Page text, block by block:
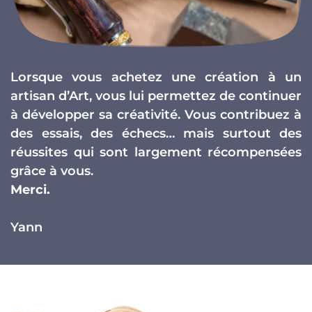
Lorsque vous achetez une création à un
artisan d’Art, vous lui permettez de continuer
à développer sa créativité. Vous contribuez à
des essais, des échecs… mais surtout des
réussites qui sont largement récompensées
grâce à vous.
Merci.
Yann